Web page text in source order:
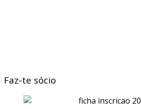
Faz-te sócio